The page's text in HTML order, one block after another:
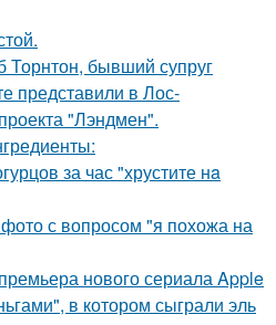
бывший супруг
представили в Лос-
"Лэндмен".
за час "хрустите нa
с вопросом "я похожа на
нового сериала Apple
в котором сыграли эль